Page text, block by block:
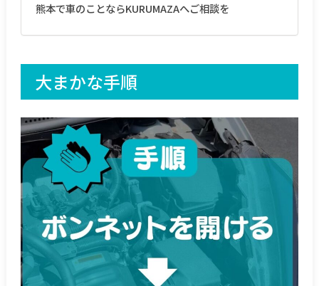
熊本で車のことならKURUMAZAへご相談を
大まかな手順